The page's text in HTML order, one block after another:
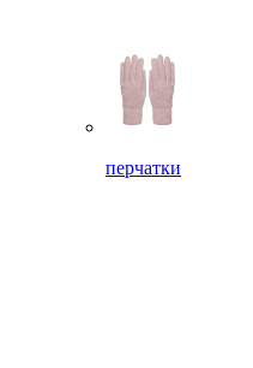
перчатки